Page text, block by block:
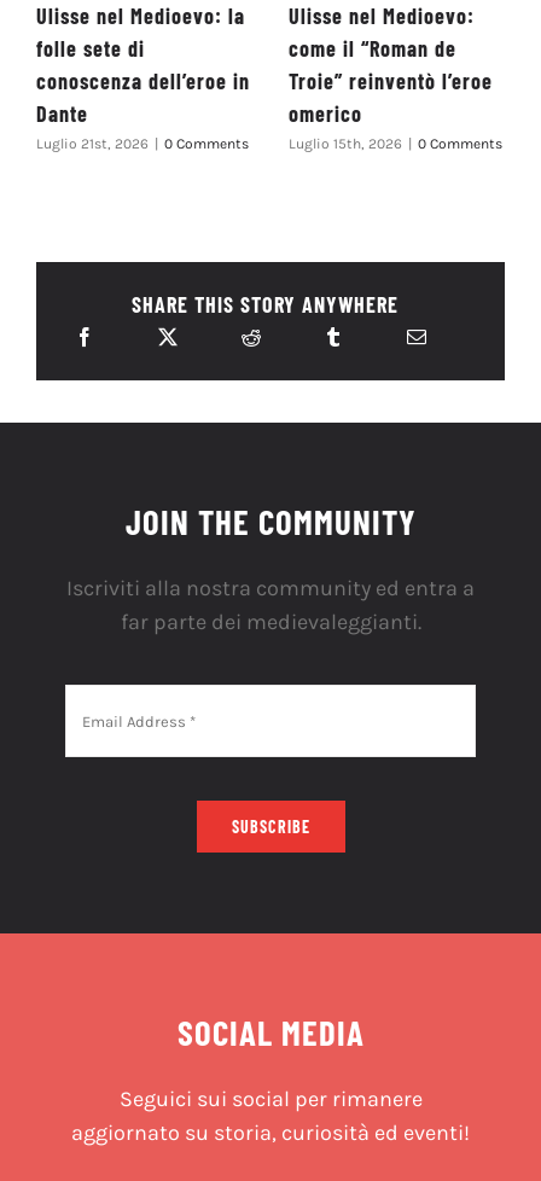
Ulisse nel Medioevo: la
folle sete di
conoscenza dell’eroe in
Dante
Luglio 21st, 2026 0 Comments
Ulisse nel Medioevo:
come il “Roman de
Troie” reinventò l’eroe
omerico
Luglio 15th, 2026 0 Comments
SHARE THIS STORY ANYWHERE
JOIN THE COMMUNITY
Iscriviti alla nostra community ed entra a
far parte dei medievaleggianti.
SUBSCRIBE
SOCIAL MEDIA
Seguici sui social per rimanere
aggiornato su storia, curiosità ed eventi!